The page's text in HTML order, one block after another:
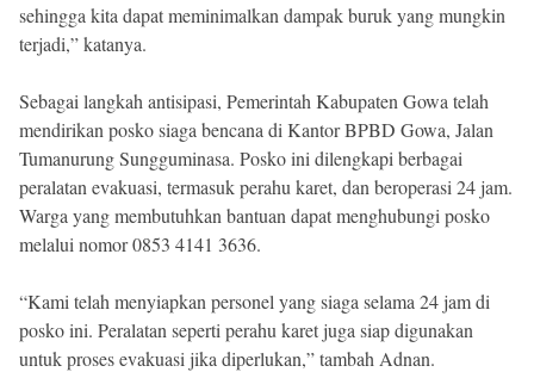
sehingga kita dapat meminimalkan dampak buruk yang mungkin
terjadi,” katanya.
Sebagai langkah antisipasi, Pemerintah Kabupaten Gowa telah
mendirikan posko siaga bencana di Kantor BPBD Gowa, Jalan
Tumanurung Sungguminasa. Posko ini dilengkapi berbagai
peralatan evakuasi, termasuk perahu karet, dan beroperasi 24 jam.
Warga yang membutuhkan bantuan dapat menghubungi posko
melalui nomor 0853 4141 3636.
“Kami telah menyiapkan personel yang siaga selama 24 jam di
posko ini. Peralatan seperti perahu karet juga siap digunakan
untuk proses evakuasi jika diperlukan,” tambah Adnan.